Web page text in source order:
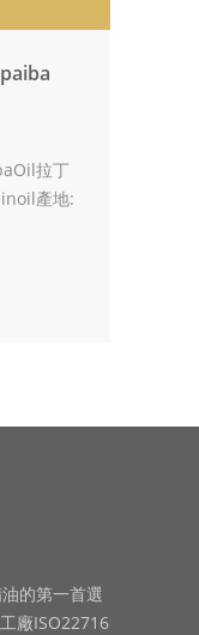
拉丁
產地:
的第一首選
廠ISO22716